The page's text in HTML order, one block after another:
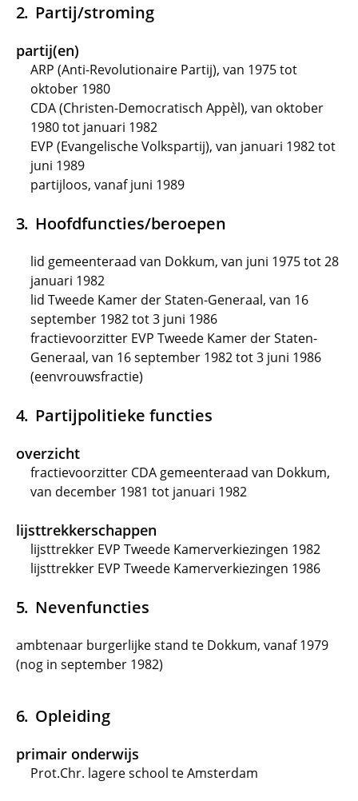
Partij/stroming
partij(en)
ARP (Anti-Revolutionaire Partij), van 1975 tot
oktober 1980
CDA (Christen-Democratisch Appèl), van oktober
1980 tot januari 1982
EVP (Evangelische Volkspartij), van januari 1982 tot
juni 1989
partijloos, vanaf juni 1989
Hoofdfuncties/beroepen
lid gemeenteraad van Dokkum, van juni 1975 tot 28
januari 1982
lid Tweede Kamer der Staten-Generaal, van 16
september 1982 tot 3 juni 1986
fractievoorzitter EVP Tweede Kamer der Staten-
Generaal, van 16 september 1982 tot 3 juni 1986
(eenvrouwsfractie)
Partijpolitieke functies
overzicht
fractievoorzitter CDA gemeenteraad van Dokkum,
van december 1981 tot januari 1982
lijsttrekkerschappen
lijsttrekker EVP Tweede Kamerverkiezingen 1982
lijsttrekker EVP Tweede Kamerverkiezingen 1986
Nevenfuncties
ambtenaar burgerlijke stand te Dokkum, vanaf 1979
(nog in september 1982)
Opleiding
primair onderwijs
Prot.Chr. lagere school te Amsterdam